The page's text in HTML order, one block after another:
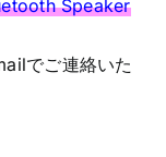
Speaker
でご連絡いた